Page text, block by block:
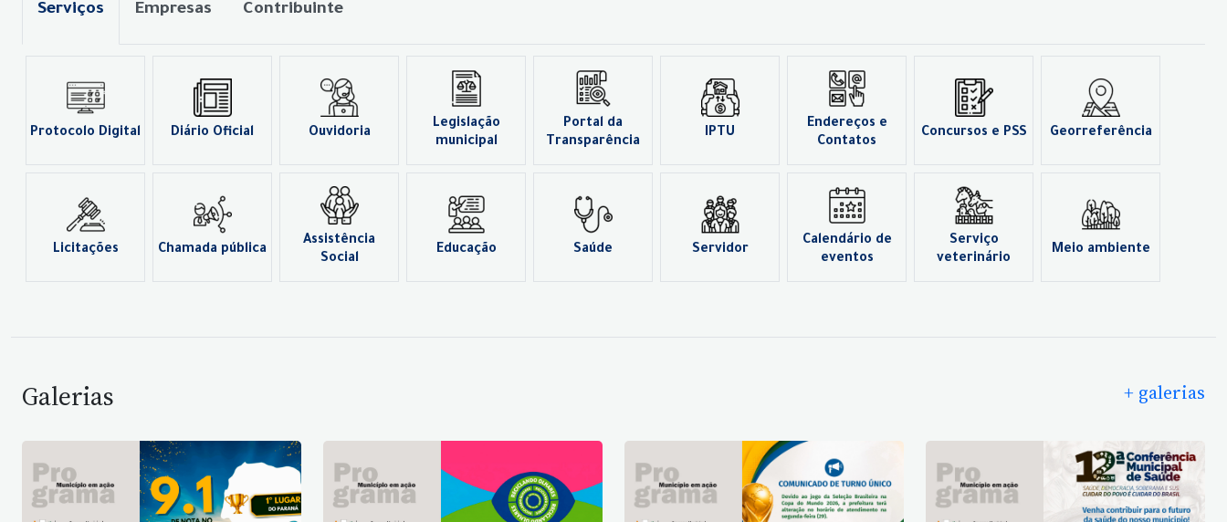
Serviços Empresas Contribuinte
Protocolo Digital Diário Oficial Ouvidoria
Legislação
municipal
Portal da
Transparência
IPTU
Endereços e
Contatos
Concursos e PSS Georreferência
Licitações Chamada pública
Assistência
Social
Educação Saúde Servidor
Calendário de
eventos
Serviço
veterinário
Meio ambiente
Galerias + galerias